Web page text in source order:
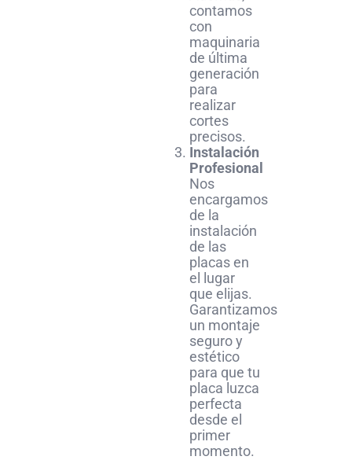
contamos
con
maquinaria
de última
generación
para
realizar
cortes
precisos.
Instalación
Profesional
Nos
encargamos
de la
instalación
de las
placas en
el lugar
que elijas.
Garantizamos
un montaje
seguro y
estético
para que tu
placa luzca
perfecta
desde el
primer
momento.